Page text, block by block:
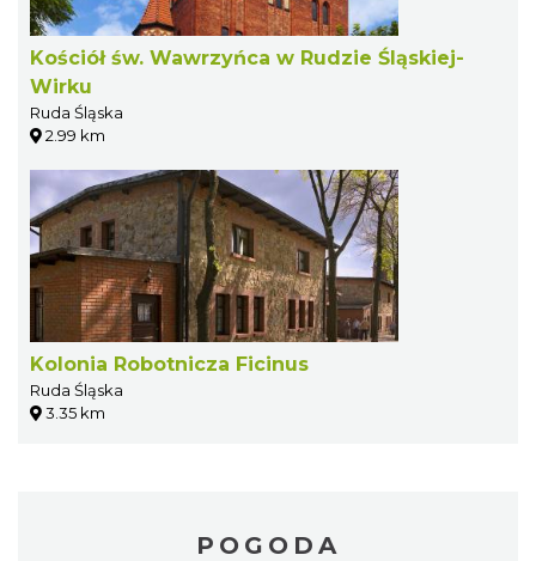
Kościół św. Wawrzyńca w Rudzie Śląskiej-
Wirku
Ruda Śląska
2.99 km
Kolonia Robotnicza Ficinus
Ruda Śląska
3.35 km
POGODA